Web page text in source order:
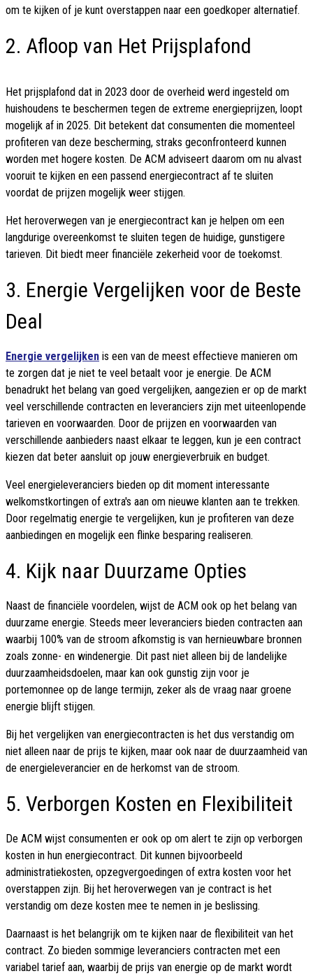
om te kijken of je kunt overstappen naar een goedkoper alternatief.
2. Afloop van Het Prijsplafond
Het prijsplafond dat in 2023 door de overheid werd ingesteld om
huishoudens te beschermen tegen de extreme energieprijzen, loopt
mogelijk af in 2025. Dit betekent dat consumenten die momenteel
profiteren van deze bescherming, straks geconfronteerd kunnen
worden met hogere kosten. De ACM adviseert daarom om nu alvast
vooruit te kijken en een passend energiecontract af te sluiten
voordat de prijzen mogelijk weer stijgen.
Het heroverwegen van je energiecontract kan je helpen om een
langdurige overeenkomst te sluiten tegen de huidige, gunstigere
tarieven. Dit biedt meer financiële zekerheid voor de toekomst.
3. Energie Vergelijken voor de Beste
Deal
Energie vergelijken is een van de meest effectieve manieren om
te zorgen dat je niet te veel betaalt voor je energie. De ACM
benadrukt het belang van goed vergelijken, aangezien er op de markt
veel verschillende contracten en leveranciers zijn met uiteenlopende
tarieven en voorwaarden. Door de prijzen en voorwaarden van
verschillende aanbieders naast elkaar te leggen, kun je een contract
kiezen dat beter aansluit op jouw energieverbruik en budget.
Veel energieleveranciers bieden op dit moment interessante
welkomstkortingen of extra's aan om nieuwe klanten aan te trekken.
Door regelmatig energie te vergelijken, kun je profiteren van deze
aanbiedingen en mogelijk een flinke besparing realiseren.
4. Kijk naar Duurzame Opties
Naast de financiële voordelen, wijst de ACM ook op het belang van
duurzame energie. Steeds meer leveranciers bieden contracten aan
waarbij 100% van de stroom afkomstig is van hernieuwbare bronnen
zoals zonne- en windenergie. Dit past niet alleen bij de landelijke
duurzaamheidsdoelen, maar kan ook gunstig zijn voor je
portemonnee op de lange termijn, zeker als de vraag naar groene
energie blijft stijgen.
Bij het vergelijken van energiecontracten is het dus verstandig om
niet alleen naar de prijs te kijken, maar ook naar de duurzaamheid van
de energieleverancier en de herkomst van de stroom.
5. Verborgen Kosten en Flexibiliteit
De ACM wijst consumenten er ook op om alert te zijn op verborgen
kosten in hun energiecontract. Dit kunnen bijvoorbeeld
administratiekosten, opzegvergoedingen of extra kosten voor het
overstappen zijn. Bij het heroverwegen van je contract is het
verstandig om deze kosten mee te nemen in je beslissing.
Daarnaast is het belangrijk om te kijken naar de flexibiliteit van het
contract. Zo bieden sommige leveranciers contracten met een
variabel tarief aan, waarbij de prijs van energie op de markt wordt